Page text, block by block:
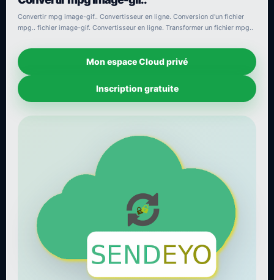
Convertir mpg image-gif.. Convertisseur en ligne. Conversion d'un fichier
mpg.. fichier image-gif. Convertisseur en ligne. Transformer un fichier mpg..
Mon espace Cloud privé
Inscription gratuite